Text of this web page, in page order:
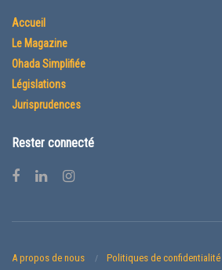
Accueil
Le Magazine
Ohada Simplifiée
Législations
Jurisprudences
Rester connecté
A propos de nous
Politiques de confidentialité